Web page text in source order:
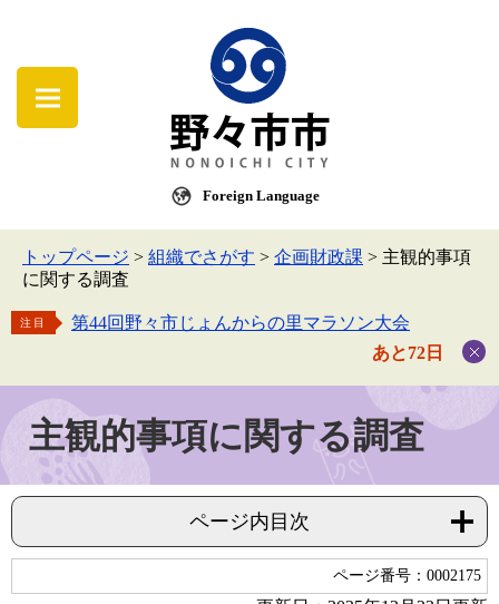
Foreign Language
トップページ > 組織でさがす > 企画財政課 > 主観的事項
に関する調査
注目
第44回野々市じょんからの里マラソン大会
あと72日
主観的事項に関する調査
ページ内目次
ページ番号：0002175